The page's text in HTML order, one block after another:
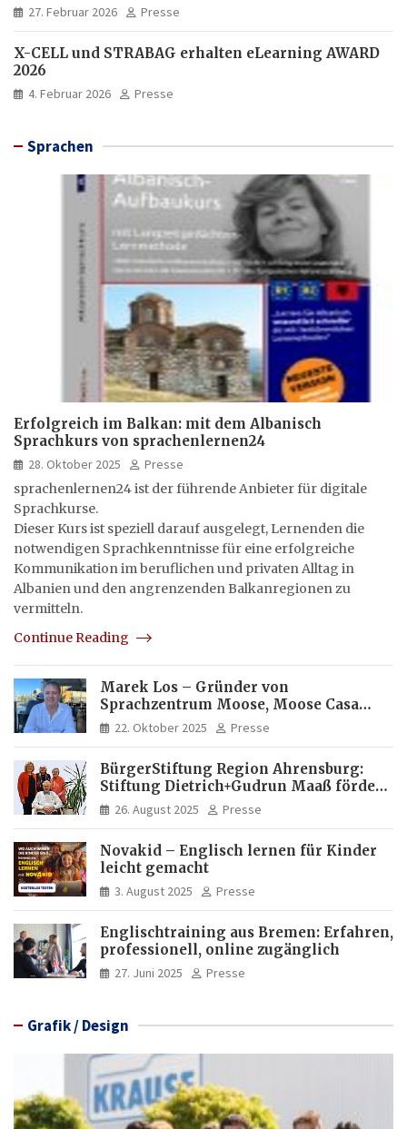
27. Februar 2026 Presse
X-CELL und STRABAG erhalten eLearning AWARD
2026
4. Februar 2026 Presse
Sprachen
Erfolgreich im Balkan: mit dem Albanisch
Sprachkurs von sprachenlernen24
28. Oktober 2025
Presse
sprachenlernen24 ist der führende Anbieter für digitale
Sprachkurse.
Dieser Kurs ist speziell darauf ausgelegt, Lernenden die
notwendigen Sprachkenntnisse für eine erfolgreiche
Kommunikation im beruflichen und privaten Alltag in
Albanien und den angrenzenden Balkanregionen zu
vermitteln.
Continue Reading
Marek Los – Gründer von
Sprachzentrum Moose, Moose Casa
Italia und Apartamento Brasil |
Internationaler Experte für Bildung
22. Oktober 2025 Presse
BürgerStiftung Region Ahrensburg:
Stiftung Dietrich+Gudrun Maaß fördert
Deutschkenntnisse von Frauen
26. August 2025 Presse
Novakid – Englisch lernen für Kinder
leicht gemacht
3. August 2025 Presse
Englischtraining aus Bremen: Erfahren,
professionell, online zugänglich
27. Juni 2025 Presse
Grafik / Design